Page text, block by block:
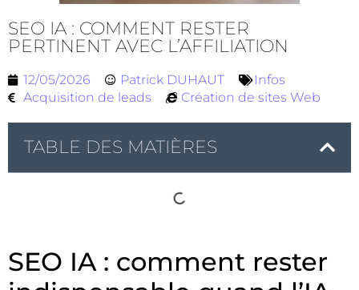
SEO IA : COMMENT RESTER
PERTINENT AVEC L’AFFILIATION
12/05/2026 Patrick DUHAUT
Infos
Acquisition de leads
Création de sites Web
TABLE DES MATIÈRES
SEO IA : comment rester